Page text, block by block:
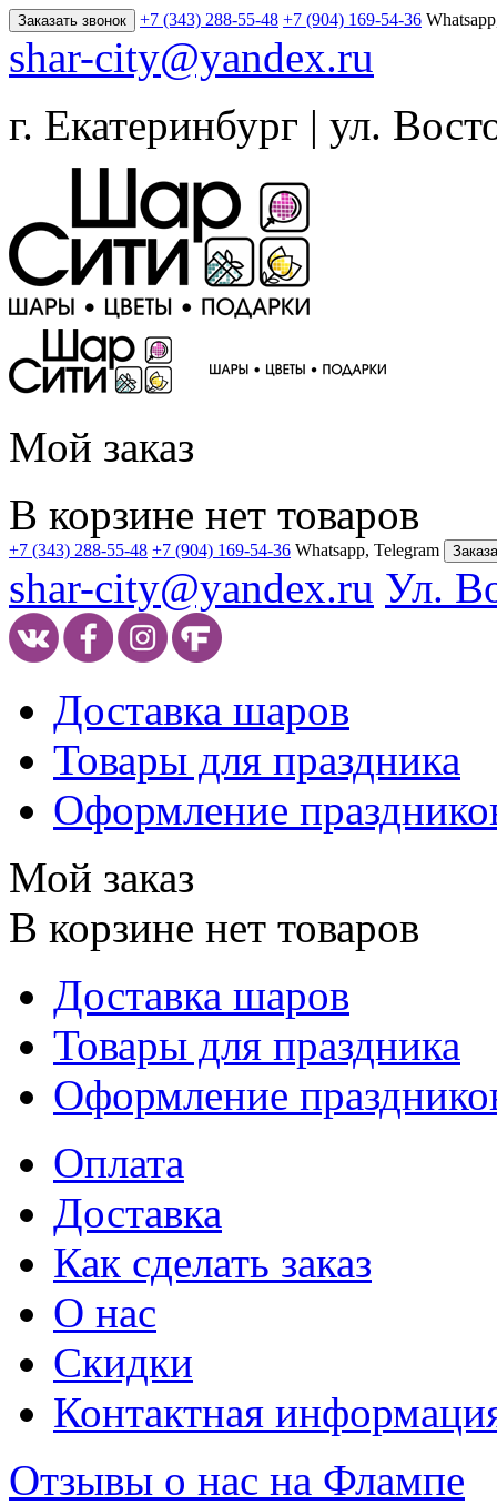
Заказать звонок +7 (343) 288-55-48 +7 (904) 169-54-36
shar-city@yandex.ru
г. Екатеринбург | ул.
Мой заказ
В корзине нет товаров
+7 (343) 288-55-48 +7 (904) 169-54-36 Whatsapp, Telegram
shar-city@yandex.ru Ул.
Доставка шаров
Товары для праздника
Оформление
Мой заказ
В корзине нет товаров
Доставка шаров
Товары для праздника
Оформление
Оплата
Доставка
Как сделать заказ
О нас
Скидки
Контактная
Отзывы о нас на Флампе